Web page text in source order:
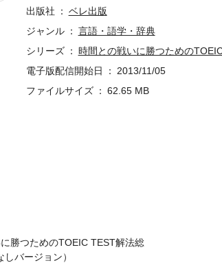
勝つためのTOEIC TEST解法総
バージョン）
にアップする。
出版社
ベレ出版
ジャンル
言語・語学・辞典
シリーズ
時間との戦いに勝つための
電子版配信開始日
2013/11/05
ファイルサイズ
62.65 MB